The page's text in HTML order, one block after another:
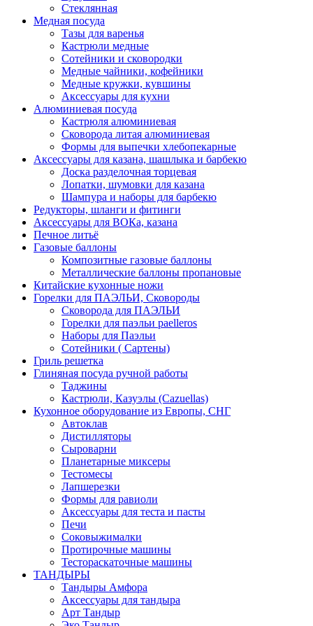
Стеклянная
Медная посуда
Тазы для варенья
Кастрюли медные
Сотейники и сковородки
Медные чайники, кофейники
Медные кружки, кувшины
Аксессуары для кухни
Алюминиевая посуда
Кастрюля алюминиевая
Сковорода литая алюминиевая
Формы для выпечки хлебопекарные
Аксессуары для казана, шашлыка и барбекю
Доска разделочная торцевая
Лопатки, шумовки для казана
Шампура и наборы для барбекю
Редукторы, шланги и фитинги
Аксессуары для ВОКа, казана
Печное литьё
Газовые баллоны
Композитные газовые баллоны
Металлические баллоны пропановые
Китайские кухонные ножи
Горелки для ПАЭЛЬИ, Сковороды
Сковорода для ПАЭЛЬИ
Горелки для паэльи paelleros
Наборы для Паэльи
Сотейники ( Сартены)
Гриль решетка
Глиняная посуда ручной работы
Таджины
Кастрюли, Казуэлы (Cazuellas)
Кухонное оборудование из Европы, СНГ
Автоклав
Дистилляторы
Сыроварни
Планетарные миксеры
Тестомесы
Лапшерезки
Формы для равиоли
Аксессуары для теста и пасты
Печи
Соковыжималки
Протирочные машины
Тестораскаточные машины
ТАНДЫРЫ
Тандыры Амфора
Аксессуары для тандыра
Арт Тандыр